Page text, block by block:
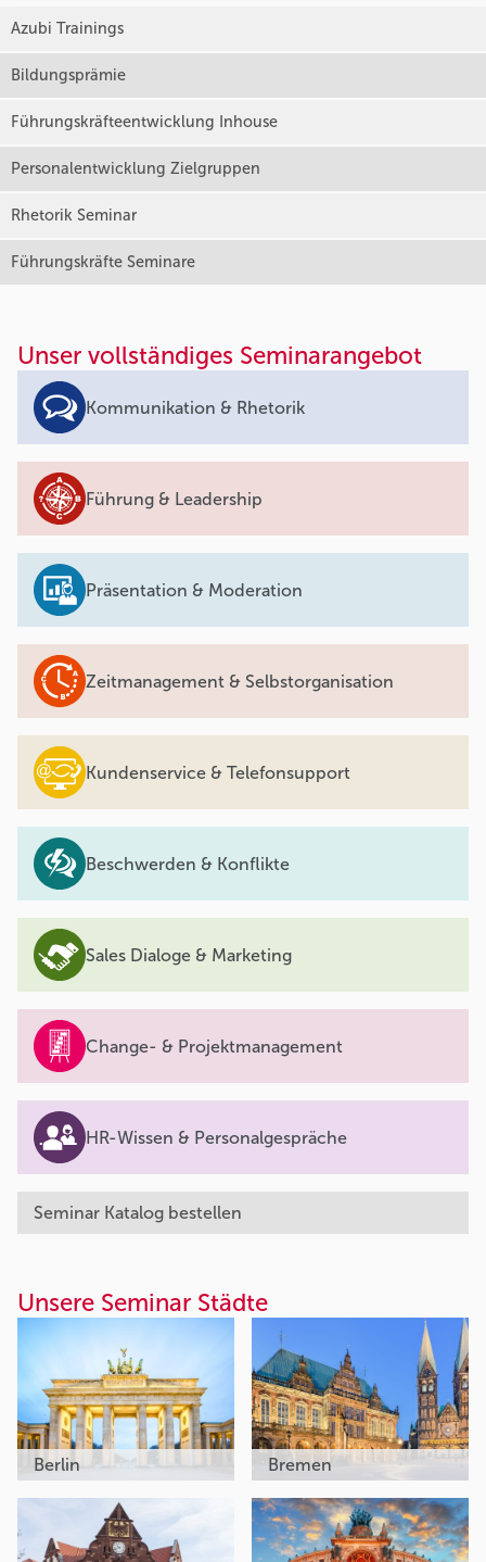
Azubi Trainings
Bildungsprämie
Führungskräfteentwicklung Inhouse
Personalentwicklung Zielgruppen
Rhetorik Seminar
Führungskräfte Seminare
Unser vollständiges Seminarangebot
Kommunikation & Rhetorik
Führung & Leadership
Präsentation & Moderation
Zeitmanagement & Selbstorganisation
Kundenservice & Telefonsupport
Beschwerden & Konflikte
Sales Dialoge & Marketing
Change- & Projektmanagement
HR-Wissen & Personalgespräche
Seminar Katalog bestellen
Unsere Seminar Städte
Berlin Bremen